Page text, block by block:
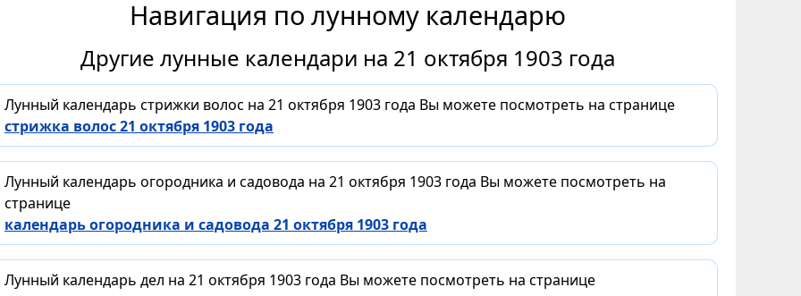
Навигация по лунному календарю
Другие лунные календари на 21 октября 1903 года
Лунный календарь стрижки волос на 21 октября 1903 года Вы можете посмотреть на странице
стрижка волос 21 октября 1903 года
Лунный календарь огородника и садовода на 21 октября 1903 года Вы можете посмотреть на
странице
календарь огородника и садовода 21 октября 1903 года
Лунный календарь дел на 21 октября 1903 года Вы можете посмотреть на странице